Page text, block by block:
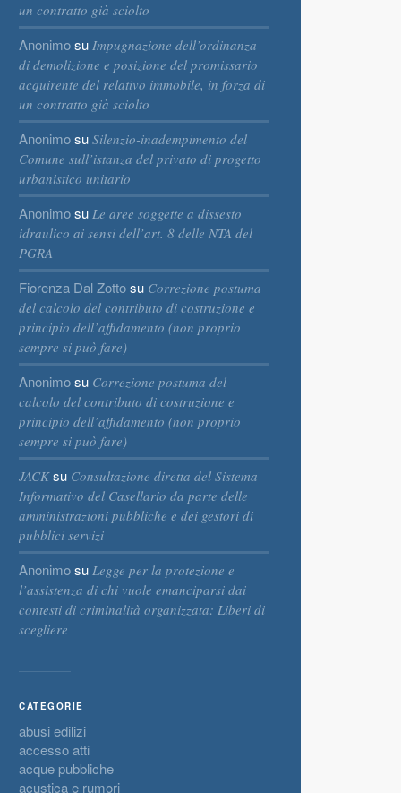
un contratto già sciolto
Anonimosu Impugnazione dell’ordinanza
di demolizione e posizione del promissario
acquirente del relativo immobile, in forza di
un contratto già sciolto
Anonimosu Silenzio-inadempimento del
Comune sull’istanza del privato di progetto
urbanistico unitario
Anonimosu Le aree soggette a dissesto
idraulico ai sensi dell’art. 8 delle NTA del
PGRA
Fiorenza Dal Zottosu Correzione postuma
del calcolo del contributo di costruzione e
principio dell’affidamento (non proprio
sempre si può fare)
Anonimosu Correzione postuma del
calcolo del contributo di costruzione e
principio dell’affidamento (non proprio
sempre si può fare)
JACKsu Consultazione diretta del Sistema
Informativo del Casellario da parte delle
amministrazioni pubbliche e dei gestori di
pubblici servizi
Anonimosu Legge per la protezione e
l’assistenza di chi vuole emanciparsi dai
contesti di criminalità organizzata: Liberi di
scegliere
CATEGORIE
abusi edilizi
accesso atti
acque pubbliche
acustica e rumori